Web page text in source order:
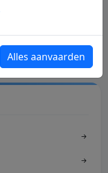
Alles aanvaarden